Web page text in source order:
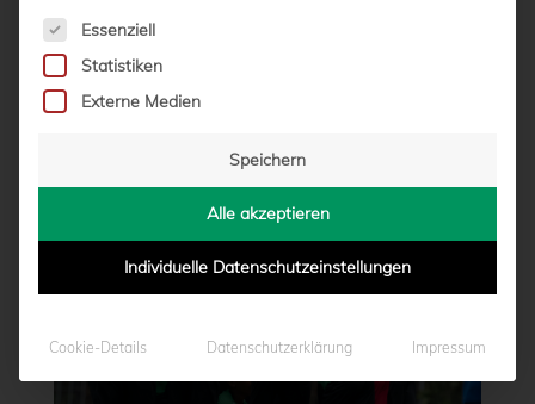
ENTWICKLUNG UND EHRGEIZ – U14, U13
vonMoritz Schwegmann|17.08.2023 - 16:58
Es folgt eine Liste der Service-Gruppen, für die eine
Essenziell
Statistiken
Externe Medien
Speichern
Alle akzeptieren
Individuelle Datenschutzeinstellungen
Cookie-Details Datenschutzerklärung Impressum